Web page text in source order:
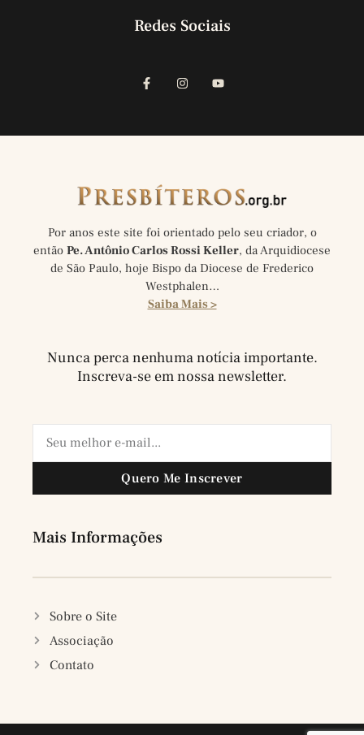
Redes Sociais
Por anos este site foi orientado pelo seu criador, o
então Pe. Antônio Carlos Rossi Keller, da Arquidiocese
de São Paulo, hoje Bispo da Diocese de Frederico
Westphalen…
Saiba Mais >
Nunca perca nenhuma notícia importante.
Inscreva-se em nossa newsletter.
Quero Me Inscrever
Mais Informações
Sobre o Site
Associação
Contato